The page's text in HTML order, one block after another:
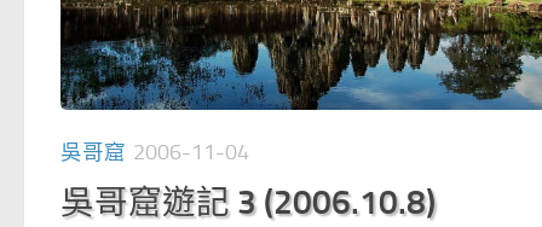
吳哥窟 2006-11-04
吳哥窟遊記 3 (2006.10.8)